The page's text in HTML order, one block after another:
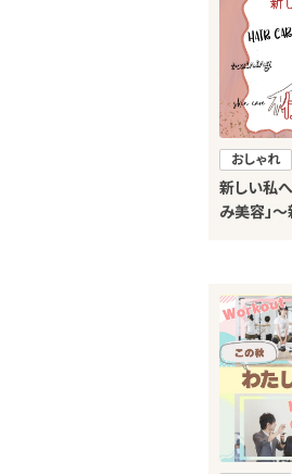
おしゃれ
新しい私
み美容」